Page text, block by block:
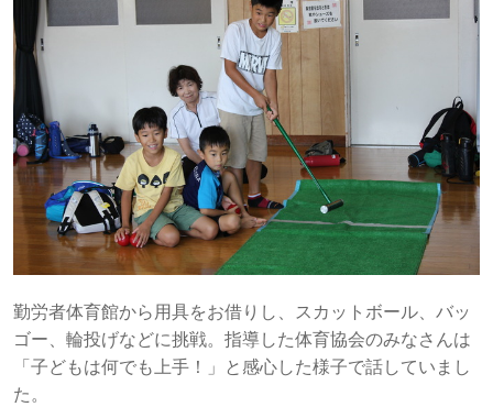
勤労者体育館から用具をお借りし、スカットボール、バッ
ゴー、輪投げなどに挑戦。指導した体育協会のみなさんは
「子どもは何でも上手！」と感心した様子で話していまし
た。